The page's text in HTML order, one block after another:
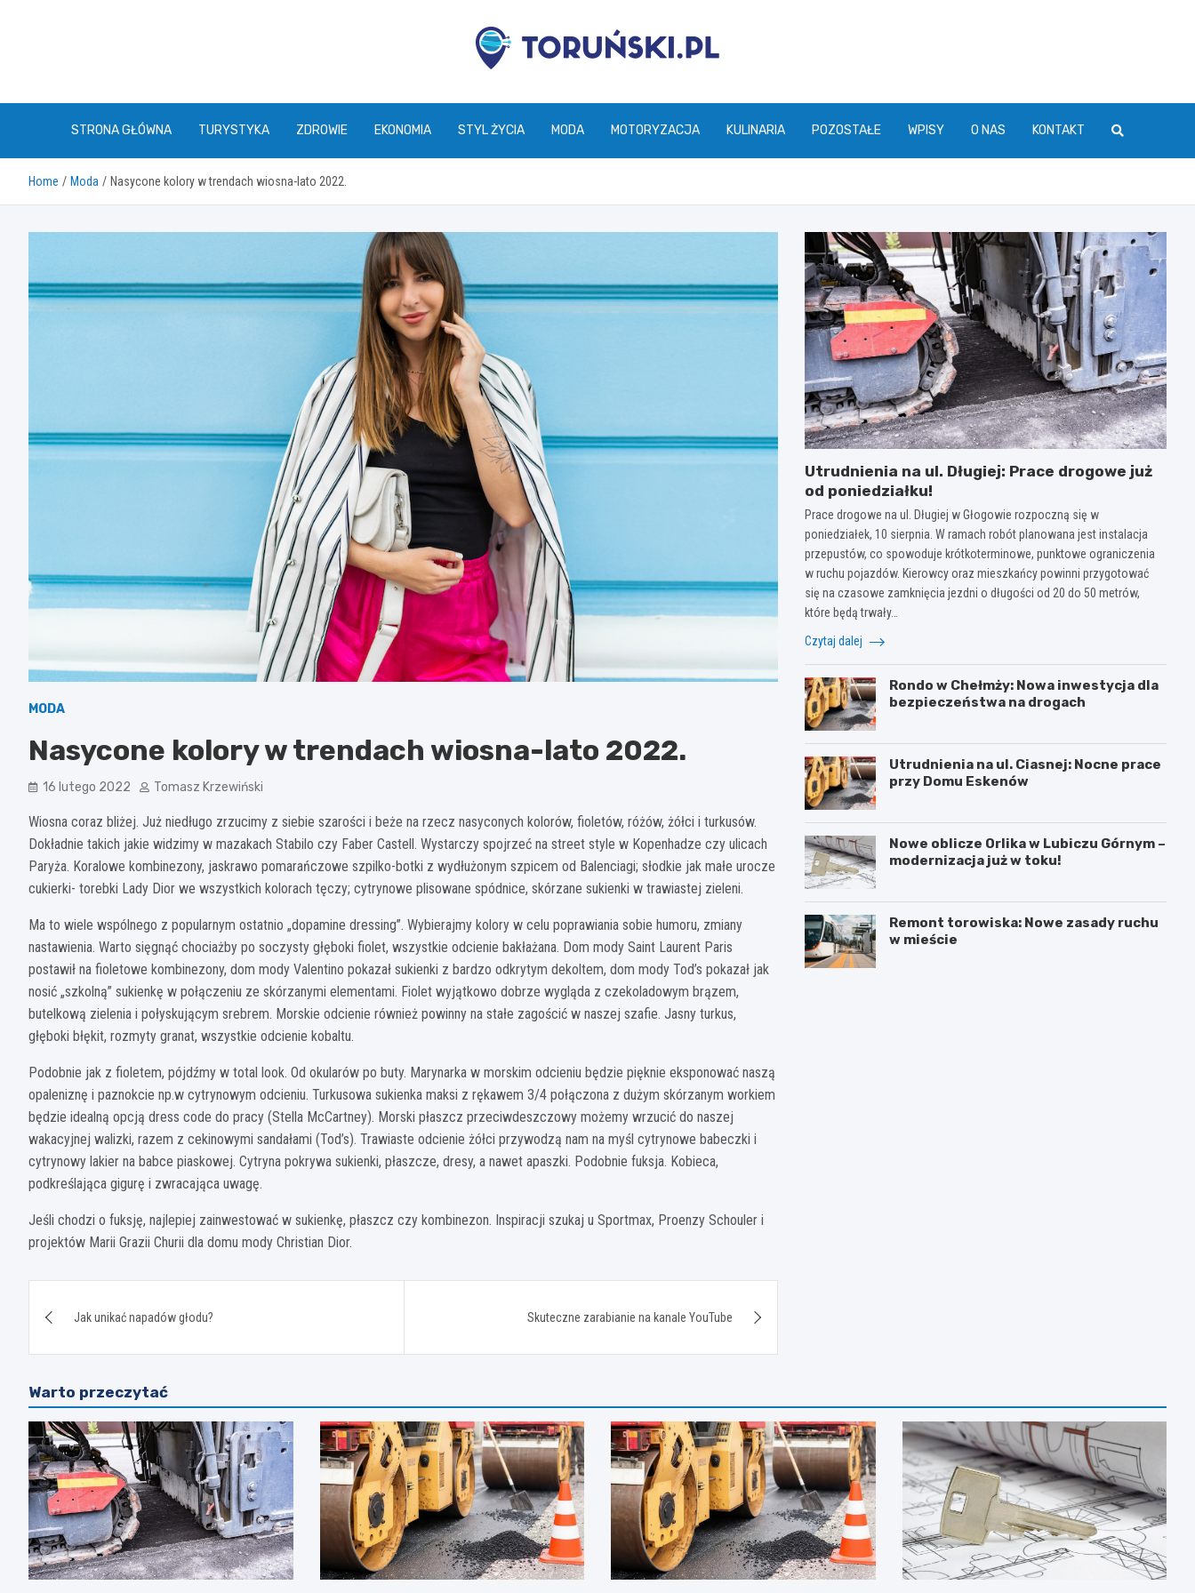
torunski.pl
STRONA GŁÓWNA TURYSTYKA ZDROWIE EKONOMIA STYL ŻYCIA MODA MOTORYZACJA KULINARIA POZOSTAŁE WPISY O NAS KONTAKT
Home Moda Nasycone kolory w trendach wiosna-lato 2022.
MODA
Nasycone kolory w trendach wiosna-lato 2022.
16 lutego 2022 Tomasz Krzewiński
Wiosna coraz bliżej. Już niedługo zrzucimy z siebie szarości i beże na rzecz nasyconych kolorów, fioletów, różów, żółci i turkusów.
Dokładnie takich jakie widzimy w mazakach Stabilo czy Faber Castell. Wystarczy spojrzeć na street style w Kopenhadze czy ulicach
Paryża. Koralowe kombinezony, jaskrawo pomarańczowe szpilko-botki z wydłużonym szpicem od Balenciagi; słodkie jak małe urocze
cukierki- torebki Lady Dior we wszystkich kolorach tęczy; cytrynowe plisowane spódnice, skórzane sukienki w trawiastej zieleni.
Ma to wiele wspólnego z popularnym ostatnio „dopamine dressing”. Wybierajmy kolory w celu poprawiania sobie humoru, zmiany
nastawienia. Warto sięgnąć chociażby po soczysty głęboki fiolet, wszystkie odcienie bakłażana. Dom mody Saint Laurent Paris
postawił na fioletowe kombinezony, dom mody Valentino pokazał sukienki z bardzo odkrytym dekoltem, dom mody Tod’s pokazał jak
nosić „szkolną” sukienkę w połączeniu ze skórzanymi elementami. Fiolet wyjątkowo dobrze wygląda z czekoladowym brązem,
butelkową zielenia i połyskującym srebrem. Morskie odcienie również powinny na stałe zagościć w naszej szafie. Jasny turkus,
głęboki błękit, rozmyty granat, wszystkie odcienie kobaltu.
Podobnie jak z fioletem, pójdźmy w total look. Od okularów po buty. Marynarka w morskim odcieniu będzie pięknie eksponować naszą
opaleniznę i paznokcie np.w cytrynowym odcieniu. Turkusowa sukienka maksi z rękawem 3/4 połączona z dużym skórzanym workiem
będzie idealną opcją dress code do pracy (Stella McCartney). Morski płaszcz przeciwdeszczowy możemy wrzucić do naszej
wakacyjnej walizki, razem z cekinowymi sandałami (Tod’s). Trawiaste odcienie żółci przywodzą nam na myśl cytrynowe babeczki i
cytrynowy lakier na babce piaskowej. Cytryna pokrywa sukienki, płaszcze, dresy, a nawet apaszki. Podobnie fuksja. Kobieca,
podkreślająca gigurę i zwracająca uwagę.
Jeśli chodzi o fuksję, najlepiej zainwestować w sukienkę, płaszcz czy kombinezon. Inspiracji szukaj u Sportmax, Proenzy Schouler i
projektów Marii Grazii Churii dla domu mody Christian Dior.
wpisu
Jak unikać napadów głodu? Skuteczne zarabianie na kanale YouTube
Utrudnienia na ul. Długiej: Prace drogowe już
od poniedziałku!
Prace drogowe na ul. Długiej w Głogowie rozpoczną się w
poniedziałek, 10 sierpnia. W ramach robót planowana jest instalacja
przepustów, co spowoduje krótkoterminowe, punktowe ograniczenia
w ruchu pojazdów. Kierowcy oraz mieszkańcy powinni przygotować
się na czasowe zamknięcia jezdni o długości od 20 do 50 metrów,
które będą trwały…
Czytaj dalej
Rondo w Chełmży: Nowa inwestycja dla
bezpieczeństwa na drogach
Utrudnienia na ul. Ciasnej: Nocne prace
przy Domu Eskenów
Nowe oblicze Orlika w Lubiczu Górnym –
modernizacja już w toku!
Remont torowiska: Nowe zasady ruchu
w mieście
Warto przeczytać